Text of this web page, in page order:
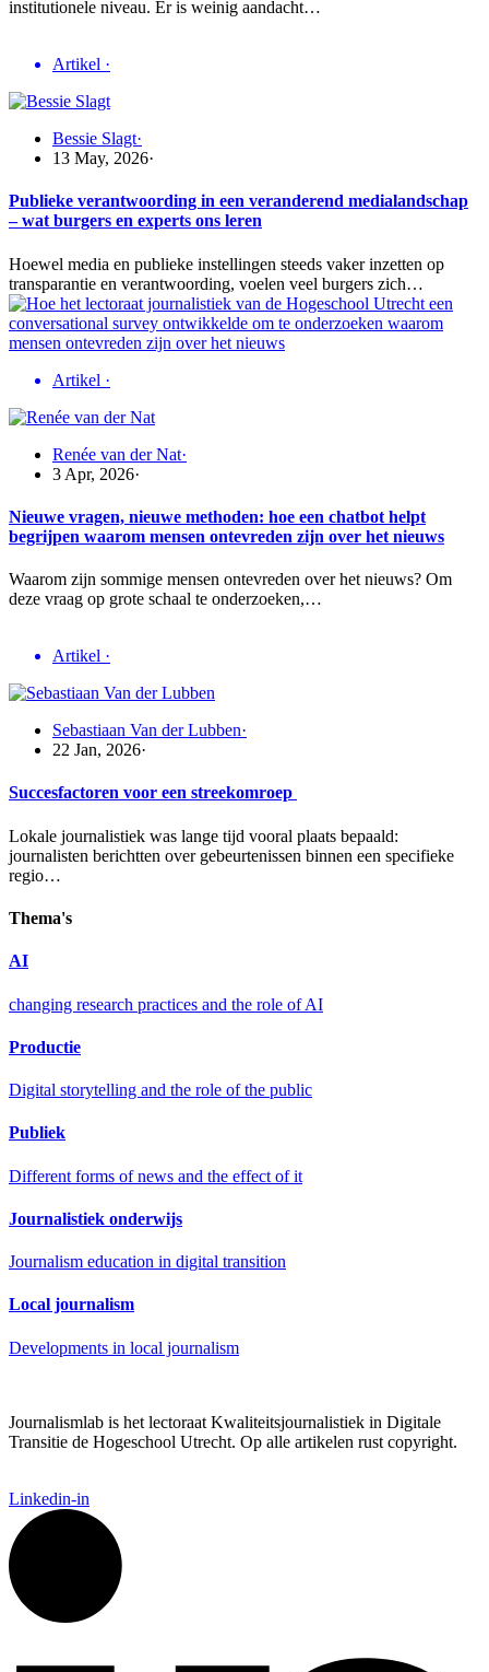
institutionele niveau. Er is weinig aandacht…
Artikel ·
Bessie Slagt·
13 May, 2026·
Publieke verantwoording in een veranderend medialandschap
– wat burgers en experts ons leren
Hoewel media en publieke instellingen steeds vaker inzetten op
transparantie en verantwoording, voelen veel burgers zich…
Artikel ·
Renée van der Nat·
3 Apr, 2026·
Nieuwe vragen, nieuwe methoden: hoe een chatbot helpt
begrijpen waarom mensen ontevreden zijn over het nieuws
Waarom zijn sommige mensen ontevreden over het nieuws? Om
deze vraag op grote schaal te onderzoeken,…
Artikel ·
Sebastiaan Van der Lubben·
22 Jan, 2026·
Succesfactoren voor een streekomroep
Lokale journalistiek was lange tijd vooral plaats bepaald:
journalisten berichtten over gebeurtenissen binnen een specifieke
regio…
Thema's
AI
changing research practices and the role of AI
Productie
Digital storytelling and the role of the public
Publiek
Different forms of news and the effect of it
Journalistiek onderwijs
Journalism education in digital transition
Local journalism
Developments in local journalism
Journalismlab is het lectoraat Kwaliteitsjournalistiek in Digitale
Transitie de Hogeschool Utrecht. Op alle artikelen rust copyright.
Linkedin-in